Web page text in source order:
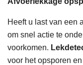
Heeft u last van een
om snel actie te
voorkomen.
voor het opsporen